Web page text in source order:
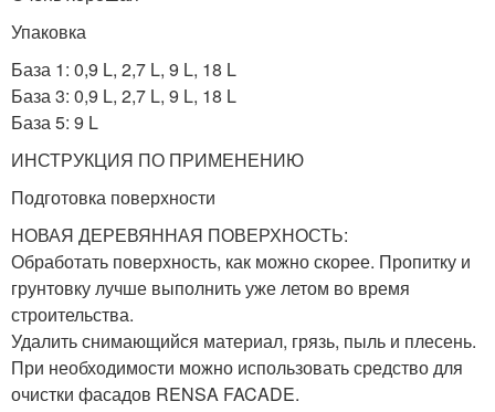
Упаковка
База 1: 0,9 L, 2,7 L, 9 L, 18 L
База 3: 0,9 L, 2,7 L, 9 L, 18 L
База 5: 9 L
ИНСТРУКЦИЯ ПО ПРИМЕНЕНИЮ
Подготовка поверхности
НОВАЯ ДЕРЕВЯННАЯ ПОВЕРХНОСТЬ:
Обработать поверхность, как можно скорее. Пропитку и
грунтовку лучше выполнить уже летом во время
строительства.
Удалить снимающийся материал, грязь, пыль и плесень.
При необходимости можно использовать средство для
очистки фасадов RENSA FACADE.